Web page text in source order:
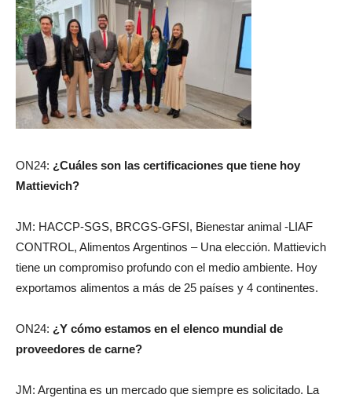
ON24: ¿Cuáles son las certificaciones que tiene hoy
Mattievich?
JM: HACCP-SGS, BRCGS-GFSI, Bienestar animal -LIAF
CONTROL, Alimentos Argentinos – Una elección. Mattievich
tiene un compromiso profundo con el medio ambiente. Hoy
exportamos alimentos a más de 25 países y 4 continentes.
ON24: ¿Y cómo estamos en el elenco mundial de
proveedores de carne?
JM: Argentina es un mercado que siempre es solicitado. La